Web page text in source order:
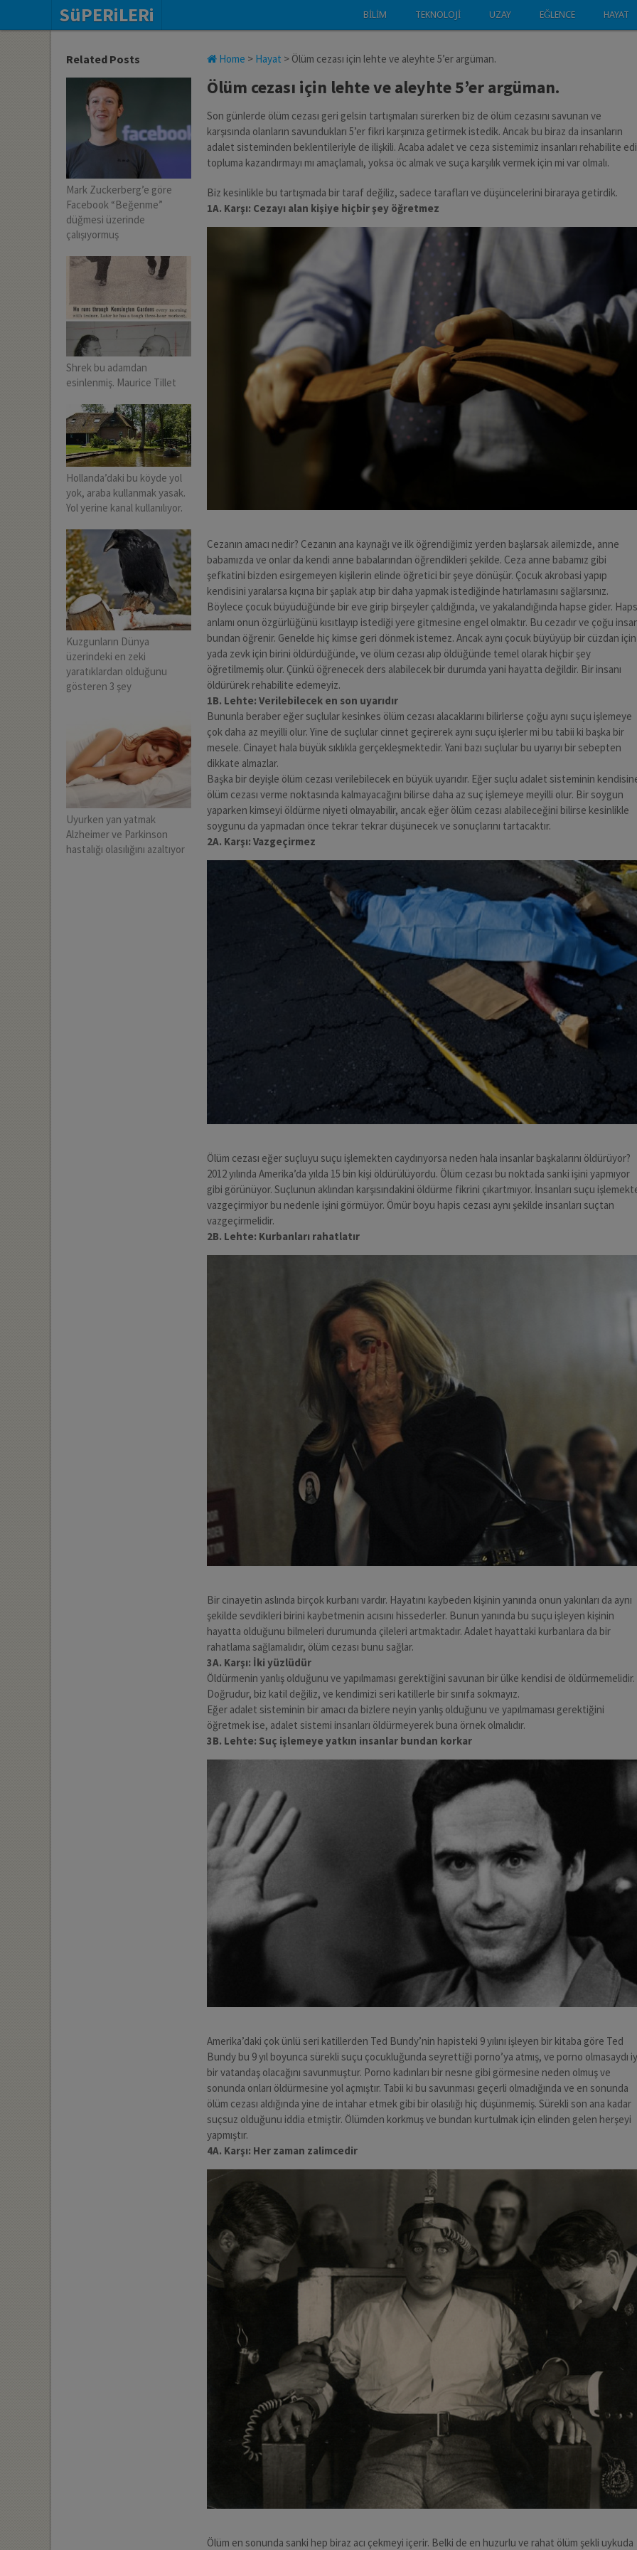
SüPERiLERi BILIM TEKNOLOJI UZAY EĞLENCE HAYAT
Home > Hayat > Ölüm cezası için lehte ve aleyhte 5’er argüman.
Ölüm cezası için lehte ve aleyhte 5’er argüman.
Son günlerde ölüm cezası geri gelsin tartışmaları sürerken biz de ölüm cezasını savunan ve
karşısında olanların savundukları 5’er fikri karşınıza getirmek istedik. Ancak bu biraz da insanların
adalet sisteminden beklentileriyle de ilişkili. Acaba adalet ve ceza sistemimiz insanları rehabilite
topluma kazandırmayı mı amaçlamalı, yoksa öc almak ve suça karşılık vermek için mi var olmalı.
Biz kesinlikle bu tartışmada bir taraf değiliz, sadece tarafları ve düşüncelerini biraraya getirdik.
1A. Karşı: Cezayı alan kişiye hiçbir şey öğretmez
Cezanın amacı nedir? Cezanın ana kaynağı ve ilk öğrendiğimiz yerden başlarsak ailemizde, anne
babamızda ve onlar da kendi anne babalarından öğrendikleri şekilde. Ceza anne babamız gibi
şefkatini bizden esirgemeyen kişilerin elinde öğretici bir şeye dönüşür. Çocuk akrobasi yapıp
kendisini yaralarsa kıçına bir şaplak atıp bir daha yapmak istediğinde hatırlamasını sağlarsınız.
Böylece çocuk büyüdüğünde bir eve girip birşeyler çaldığında, ve yakalandığında hapse gider.
anlamı onun özgürlüğünü kısıtlayıp istediği yere gitmesine engel olmaktır. Bu cezadır ve çoğu
bundan öğrenir. Genelde hiç kimse geri dönmek istemez. Ancak aynı çocuk büyüyüp bir cüzdan için
yada zevk için birini öldürdüğünde, ve ölüm cezası alıp öldüğünde temel olarak hiçbir şey
öğretilmemiş olur. Çünkü öğrenecek ders alabilecek bir durumda yani hayatta değildir. Bir insanı
öldürürek rehabilite edemeyiz.
1B. Lehte: Verilebilecek en son uyarıdır
Bununla beraber eğer suçlular kesinkes ölüm cezası alacaklarını bilirlerse çoğu aynı suçu işlemeye
çok daha az meyilli olur. Yine de suçlular cinnet geçirerek aynı suçu işlerler mi bu tabii ki başka bir
mesele. Cinayet hala büyük sıklıkla gerçekleşmektedir. Yani bazı suçlular bu uyarıyı bir sebepten
dikkate almazlar.
Başka bir deyişle ölüm cezası verilebilecek en büyük uyarıdır. Eğer suçlu adalet sisteminin
ölüm cezası verme noktasında kalmayacağını bilirse daha az suç işlemeye meyilli olur. Bir soygun
yaparken kimseyi öldürme niyeti olmayabilir, ancak eğer ölüm cezası alabileceğini bilirse kesinlikle
soygunu da yapmadan önce tekrar tekrar düşünecek ve sonuçlarını tartacaktır.
2A. Karşı: Vazgeçirmez
Ölüm cezası eğer suçluyu suçu işlemekten caydırıyorsa neden hala insanlar başkalarını öldürüyor?
2012 yılında Amerika’da yılda 15 bin kişi öldürülüyordu. Ölüm cezası bu noktada sanki işini yapmıyor
gibi görünüyor. Suçlunun aklından karşısındakini öldürme fikrini çıkartmıyor. İnsanları suçu
vazgeçirmiyor bu nedenle işini görmüyor. Ömür boyu hapis cezası aynı şekilde insanları suçtan
vazgeçirmelidir.
2B. Lehte: Kurbanları rahatlatır
Bir cinayetin aslında birçok kurbanı vardır. Hayatını kaybeden kişinin yanında onun yakınları da aynı
şekilde sevdikleri birini kaybetmenin acısını hissederler. Bunun yanında bu suçu işleyen kişinin
hayatta olduğunu bilmeleri durumunda çileleri artmaktadır. Adalet hayattaki kurbanlara da bir
rahatlama sağlamalıdır, ölüm cezası bunu sağlar.
3A. Karşı: İki yüzlüdür
Öldürmenin yanlış olduğunu ve yapılmaması gerektiğini savunan bir ülke kendisi de öldürmemelidir.
Doğrudur, biz katil değiliz, ve kendimizi seri katillerle bir sınıfa sokmayız.
Eğer adalet sisteminin bir amacı da bizlere neyin yanlış olduğunu ve yapılmaması gerektiğini
öğretmek ise, adalet sistemi insanları öldürmeyerek buna örnek olmalıdır.
3B. Lehte: Suç işlemeye yatkın insanlar bundan korkar
Amerika’daki çok ünlü seri katillerden Ted Bundy’nin hapisteki 9 yılını işleyen bir kitaba göre Ted
Bundy bu 9 yıl boyunca sürekli suçu çocukluğunda seyrettiği porno’ya atmış, ve porno olmasaydı
bir vatandaş olacağını savunmuştur. Porno kadınları bir nesne gibi görmesine neden olmuş ve
sonunda onları öldürmesine yol açmıştır. Tabii ki bu savunması geçerli olmadığında ve en sonunda
ölüm cezası aldığında yine de intahar etmek gibi bir olasılığı hiç düşünmemiş. Sürekli son ana kadar
suçsuz olduğunu iddia etmiştir. Ölümden korkmuş ve bundan kurtulmak için elinden gelen herşeyi
yapmıştır.
4A. Karşı: Her zaman zalimcedir
Ölüm en sonunda sanki hep biraz acı çekmeyi içerir. Belki de en huzurlu ve rahat ölüm şekli uykuda
Related Posts
Mark Zuckerberg’e göre
Facebook “Beğenme”
düğmesi üzerinde
çalışıyormuş
Shrek bu adamdan
esinlenmiş. Maurice Tillet
Hollanda’daki bu köyde yol
yok, araba kullanmak yasak.
Yol yerine kanal kullanılıyor.
Kuzgunların Dünya
üzerindeki en zeki
yaratıklardan olduğunu
gösteren 3 şey
Uyurken yan yatmak
Alzheimer ve Parkinson
hastalığı olasılığını azaltıyor